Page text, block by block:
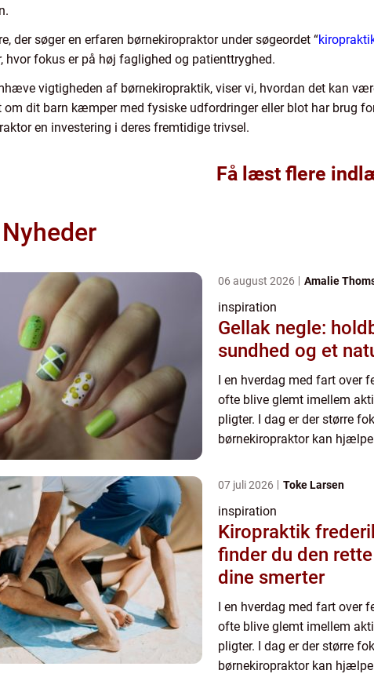
der søger en erfaren børnekiropraktor under søgeordet “
hvor fokus er på høj faglighed og patienttryghed.
vigtigheden af børnekiropraktik, viser vi, hvordan det kan
om dit barn kæmper med fysiske udfordringer eller blot har brug
en investering i deres fremtidige trivsel.
Få læst flere
06 august 2026 Amalie
inspiration
Gellak negle:
sundhed og et
I en hverdag med fart over
ofte blive glemt imellem
pligter. I dag er der større
børnekiropraktor kan
07 juli 2026 Toke Larsen
inspiration
Kiropraktik
finder du den
dine smerter
I en hverdag med fart over
ofte blive glemt imellem
pligter. I dag er der større
børnekiropraktor kan